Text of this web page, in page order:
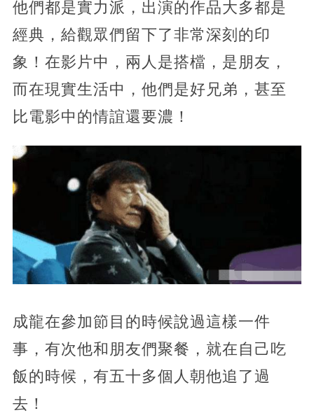
他們都是實力派，出演的作品大多都是
經典，給觀眾們留下了非常深刻的印
象！在影片中，兩人是搭檔，是朋友，
而在現實生活中，他們是好兄弟，甚至
比電影中的情誼還要濃！
成龍在參加節目的時候說過這樣一件
事，有次他和朋友們聚餐，就在自己吃
飯的時候，有五十多個人朝他追了過
去！